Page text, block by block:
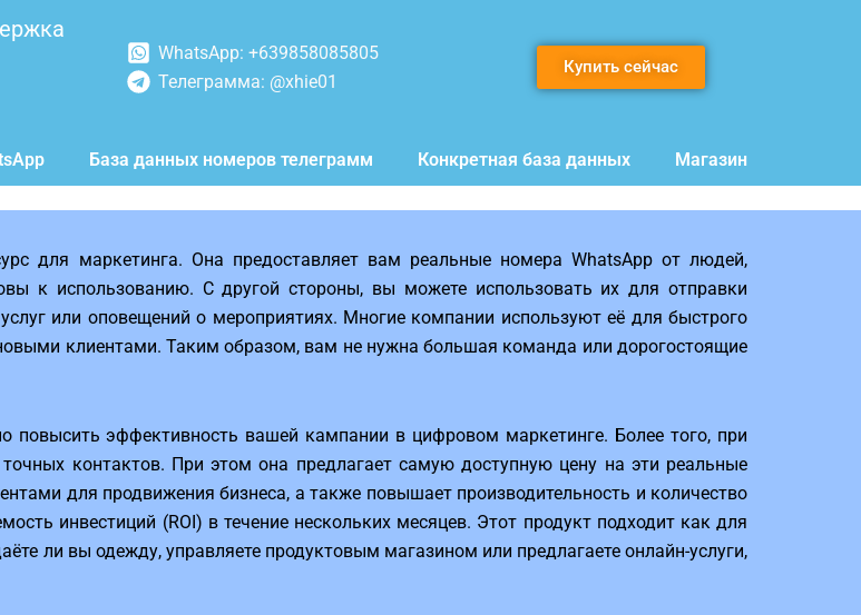
WhatsApp: +639858085805
Телеграмма: @xhie01
Купить сейчас
База данных номеров телеграмм Конкретная база данных Магазин
для маркетинга. Она предоставляет вам реальные номера WhatsApp от людей,
к использованию. С другой стороны, вы можете использовать их для отправки
или оповещений о мероприятиях. Многие компании используют её для быстрого
клиентами. Таким образом, вам не нужна большая команда или дорогостоящие
эффективность вашей кампании в цифровом маркетинге. Более того, при
контактов. При этом она предлагает самую доступную цену на эти реальные
для продвижения бизнеса, а также повышает производительность и количество
инвестиций (ROI) в течение нескольких месяцев. Этот продукт подходит как для
ли вы одежду, управляете продуктовым магазином или предлагаете онлайн-услуги,